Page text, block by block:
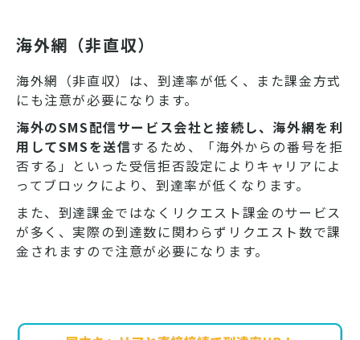
海外網（非直収）
海外網（非直収）は、到達率が低く、また課金方式
にも注意が必要になります。
海外のSMS配信サービス会社と接続し、海外網を利
用してSMSを送信するため、「海外からの番号を拒
否する」といった受信拒否設定によりキャリアによ
ってブロックにより、到達率が低くなります。
また、到達課金ではなくリクエスト課金のサービス
が多く、実際の到達数に関わらずリクエスト数で課
金されますので注意が必要になります。